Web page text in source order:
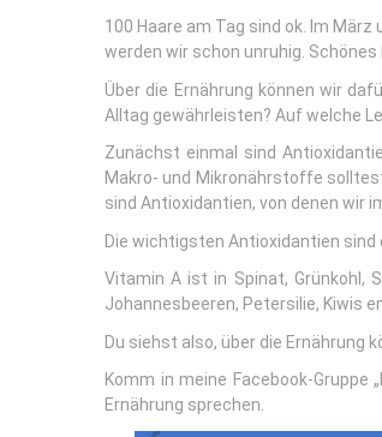
100 Haare am Tag sind ok. Im
werden wir schon unruhig.
Über die Ernährung können wir
Alltag gewährleisten? Auf welche
Zunächst einmal sind
Makro- und Mikronährstoffe
sind Antioxidantien, von denen wir
Die wichtigsten Antioxidantien sind
Vitamin A ist in Spinat, Grünkohl,
Johannesbeeren, Petersilie, Kiwis
Du siehst also, über die Ernährung
Komm in meine Facebook-
Ernährung sprechen.